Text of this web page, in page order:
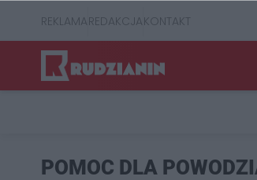
REKLAMAREDAKCJAKONTAKT
POMOC DLA